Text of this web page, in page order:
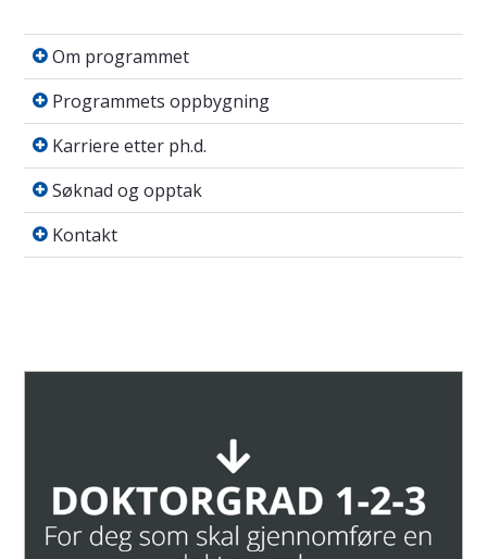
Om programmet
Om programmet
Programmets oppbygning
Programmets oppbygning
Karriere etter ph.d.
Karriere etter ph.d.
Søknad og opptak
Søknad og opptak
Kontakt
Kontakt